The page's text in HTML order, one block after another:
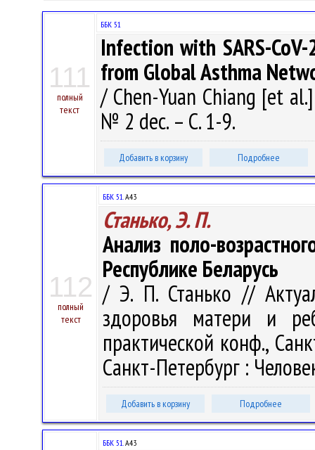
111
полный
текст
ББК 51
Infection with SARS-
from Global Asthma
/ Chen-Yuan Chiang [et
№ 2 dec. – С. 1-9.
Добавить в корзину Подробнее
112
полный
текст
ББК 51.А43
Станько, Э. П.
Анализ поло-
Республике Беларусь
/ Э. П. Станько //
здоровья матери и
практической конф.,
Санкт-Петербург :
Добавить в корзину Подробнее
ББК 51.А43